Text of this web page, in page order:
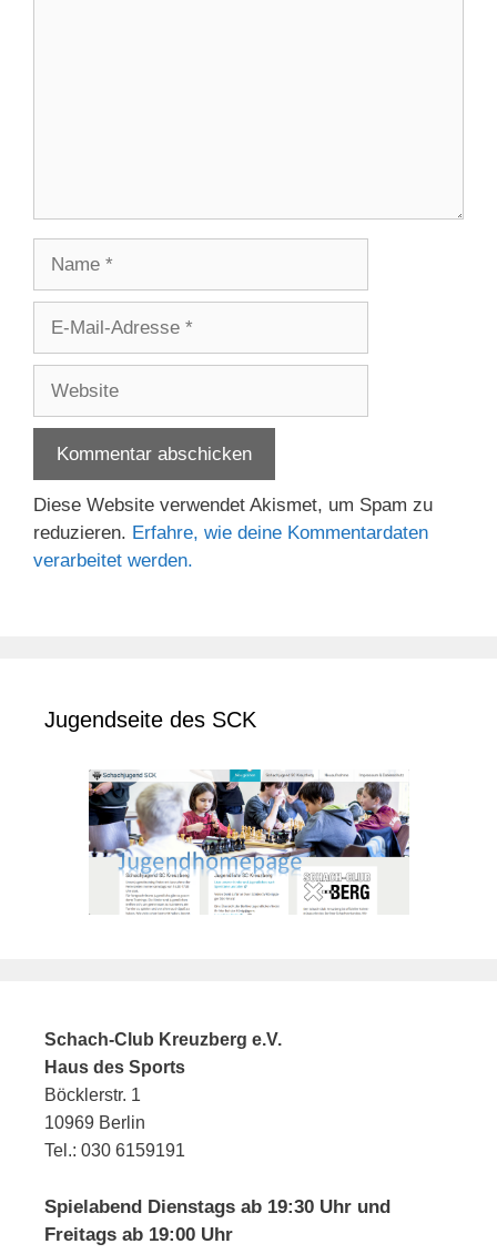
Adresse
Diese Website verwendet Akismet, um Spam zu
reduzieren. Erfahre, wie deine Kommentardaten
verarbeitet werden.
Jugendseite des SCK
Schach-Club Kreuzberg e.V.
Haus des Sports
Böcklerstr. 1
10969 Berlin
Tel.: 030 6159191
Spielabend Dienstags ab 19:30 Uhr und
Freitags ab 19:00 Uhr